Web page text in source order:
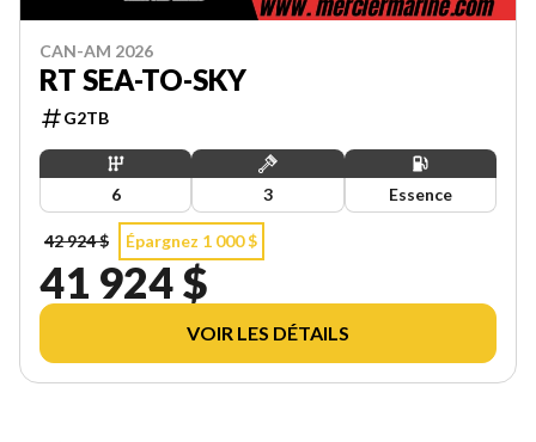
CAN-AM 2026
RT SEA-TO-SKY
G2TB
6 3 Essence
42 924 $ Épargnez 1 000 $
41 924 $
VOIR LES DÉTAILS